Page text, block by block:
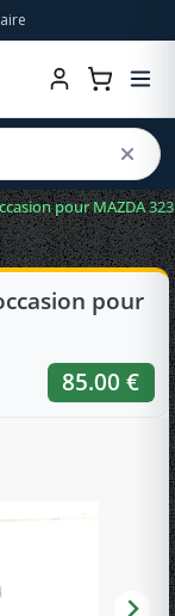
pour MAZDA 323
pour
85.00 €